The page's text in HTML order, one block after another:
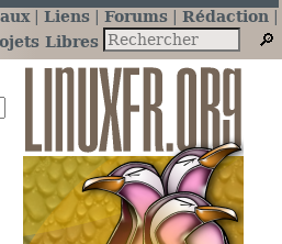
Liens Forums
Rédaction
Libres